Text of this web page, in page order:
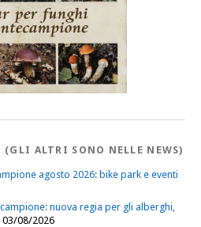
ALTRI SONO NELLE NEWS)
agosto 2026: bike park e eventi
nuova regia per gli alberghi,
03/08/2026